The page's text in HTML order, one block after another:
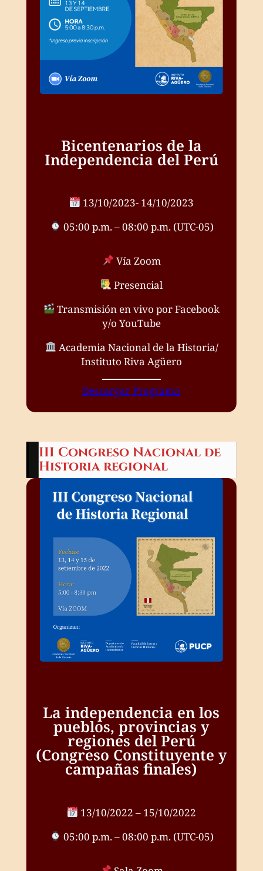
Bicentenarios de la
Independencia del Perú
13/10/2023- 14/10/2023
05:00 p.m. – 08:00 p.m. (UTC-05)
Vía Zoom
Presencial
Transmisión en vivo por Facebook
y/o YouTube
Academia Nacional de la Historia/
Instituto Riva Agüero
Descargar Programa
III Congreso Nacional de
Historia regional
La independencia en los
pueblos, provincias y
regiones del Perú
(Congreso Constituyente y
campañas finales)
13/10/2022 – 15/10/2022
05:00 p.m. – 08:00 p.m. (UTC-05)